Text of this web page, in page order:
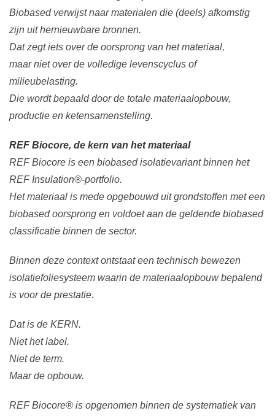
Biobased verwijst naar materialen die (deels) afkomstig
zijn uit hernieuwbare bronnen.
Dat zegt iets over de oorsprong van het materiaal,
maar niet over de volledige levenscyclus of
milieubelasting.
Die wordt bepaald door de totale materiaalopbouw,
productie en ketensamenstelling.
REF Biocore, de kern van het materiaal
REF Biocore is een biobased isolatievariant binnen het
REF Insulation®-portfolio.
Het materiaal is mede opgebouwd uit grondstoffen met een
biobased oorsprong en voldoet aan de geldende biobased
classificatie binnen de sector.
Binnen deze context ontstaat een technisch bewezen
isolatiefoliesysteem waarin de materiaalopbouw bepalend
is voor de prestatie.
Dat is de KERN.
Niet het label.
Niet de term.
Maar de opbouw.
REF Biocore® is opgenomen binnen de systematiek van